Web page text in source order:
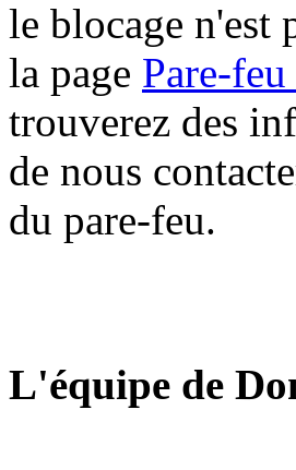
le blocage n'est
la page Pare-
trouverez des
de nous
du pare-feu.
L'équipe de